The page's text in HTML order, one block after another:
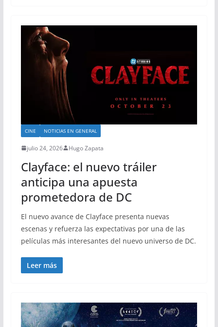
CINE NOTICIAS EN GENERAL
julio 24, 2026 Hugo Zapata
Clayface: el nuevo tráiler
anticipa una apuesta
prometedora de DC
El nuevo avance de Clayface presenta nuevas
escenas y refuerza las expectativas por una de las
películas más interesantes del nuevo universo de DC.
Leer más